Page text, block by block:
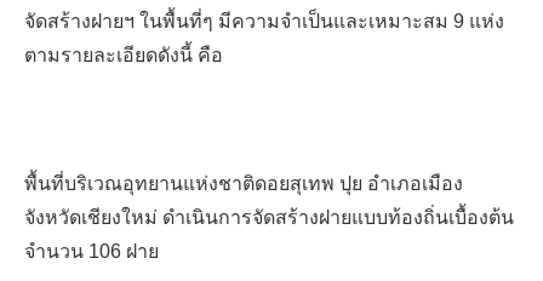
จัดสร้างฝายฯ ในพื้นที่ๆ มีความจำเป็นและเหมาะสม 9 แห่ง
ตามรายละเอียดดังนี้ คือ
พื้นที่บริเวณอุทยานแห่งชาติดอยสุเทพ ปุย อำเภอเมือง
จังหวัดเชียงใหม่ ดำเนินการจัดสร้างฝายแบบท้องถิ่นเบื้องต้น
จำนวน 106 ฝาย